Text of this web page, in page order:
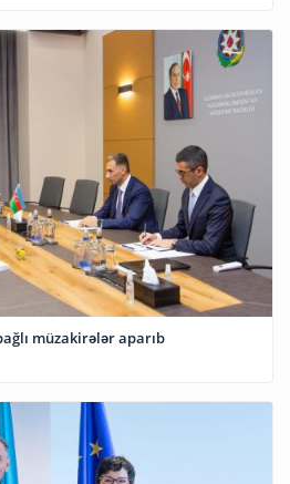
müzakirələr aparıb